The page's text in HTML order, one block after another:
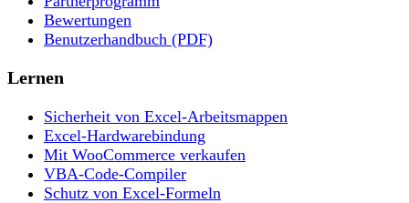
Bewertungen
Benutzerhandbuch (PDF)
Lernen
Sicherheit von Excel-Arbeitsmappen
Excel-Hardwarebindung
Mit WooCommerce verkaufen
VBA-Code-Compiler
Schutz von Excel-Formeln